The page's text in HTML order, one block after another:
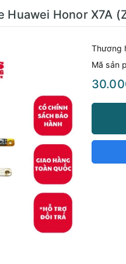
Huawei Honor X7A
Thương
Mã sản